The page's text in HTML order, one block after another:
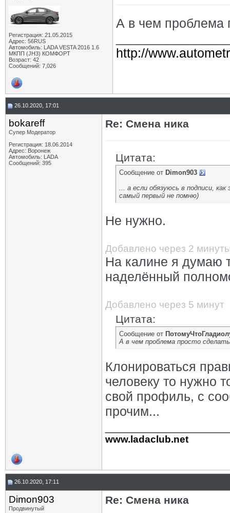
Регистрация: 21.05.2015
Адрес: 56RUS
Автомобиль: LADA VESTA 2016 1.6
МКПП (JH3) КОМФОРТ
Возраст: 42
Сообщений: 7,026
А в чем проблема
http://
26.10.2020, 17:01
bokareff
Супер Модератор
Регистрация: 18.06.2014
Адрес: Воронеж
Автомобиль: LADA
Сообщений: 395
Re: Смена ника
Цитата:
Сообщение от Dimon903
... а если обязуюсь в подписи,
самый первый не помню)
Не нужно.
Добавлено через 2
На калине я думаю
наделённый
Добавлено через 5 минут
Цитата:
Сообщение от
А в чем проблема просто
Клонироваться
человеку то нужно
свой профиль, с
прочим...
www.ladaclub.net
26.10.2020, 17:11
Dimon903
Продвинутый
Re: Смена ника